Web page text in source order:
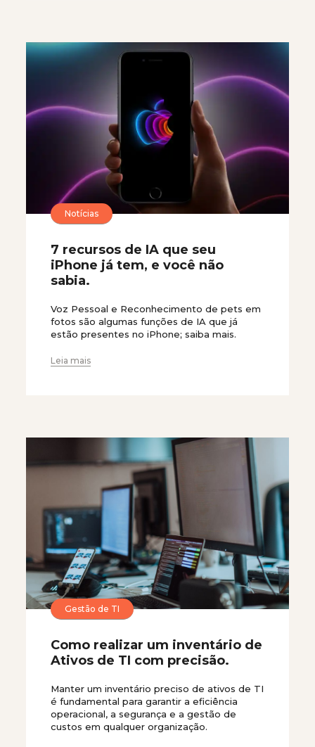
Notícias
7 recursos de IA que seu
iPhone já tem, e você não
sabia.
Voz Pessoal e Reconhecimento de pets em
fotos são algumas funções de IA que já
estão presentes no iPhone; saiba mais.
Leia mais
Gestão de TI
Como realizar um inventário de
Ativos de TI com precisão.
Manter um inventário preciso de ativos de TI
é fundamental para garantir a eficiência
operacional, a segurança e a gestão de
custos em qualquer organização.